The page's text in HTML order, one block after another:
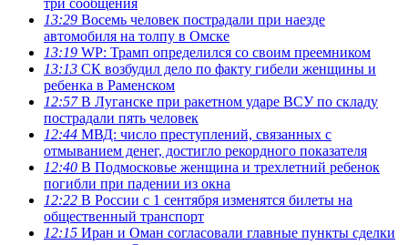
13:29 Восемь человек пострадали при наезде
автомобиля на толпу в Омске
13:19 WP: Трамп определился со своим преемником
13:13 СК возбудил дело по факту гибели женщины и
ребенка в Раменском
12:57В Луганске при ракетном ударе ВСУ по складу
пострадали пять человек
12:44 МВД: число преступлений, связанных с
отмыванием денег, достигло рекордного показателя
12:40 В Подмосковье женщина и трехлетний ребенок
погибли при падении из окна
12:22 В России с 1 сентября изменятся билеты на
общественный транспорт
12:15 Иран и Оман согласовали главные пункты сделки